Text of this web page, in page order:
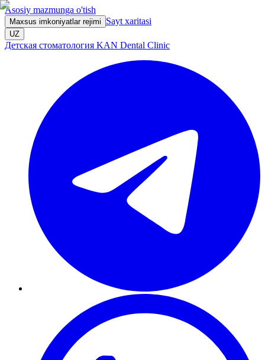
Asosiy mazmunga o'tish
Maxsus imkoniyatlar rejimi Sayt xaritasi
UZ
Детская стоматология KAN Dental Clinic